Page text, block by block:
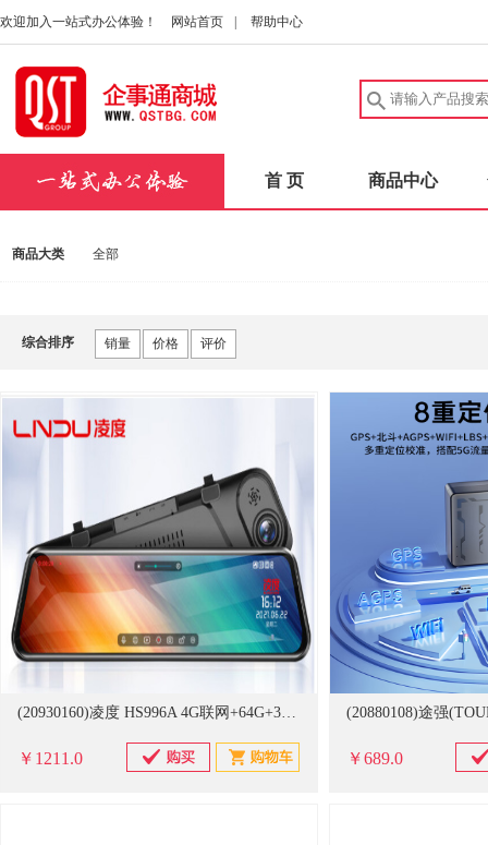
欢迎加入一站式办公体验！ 网站首页 帮助中心
首 页 商品中心
商品大类 全部
综合排序 销量 价格 评价
(20930160)凌度 HS996A 4G联网+64G+3年流量卡 导航记录仪(单位：个)
￥1211.0 ￥689.0